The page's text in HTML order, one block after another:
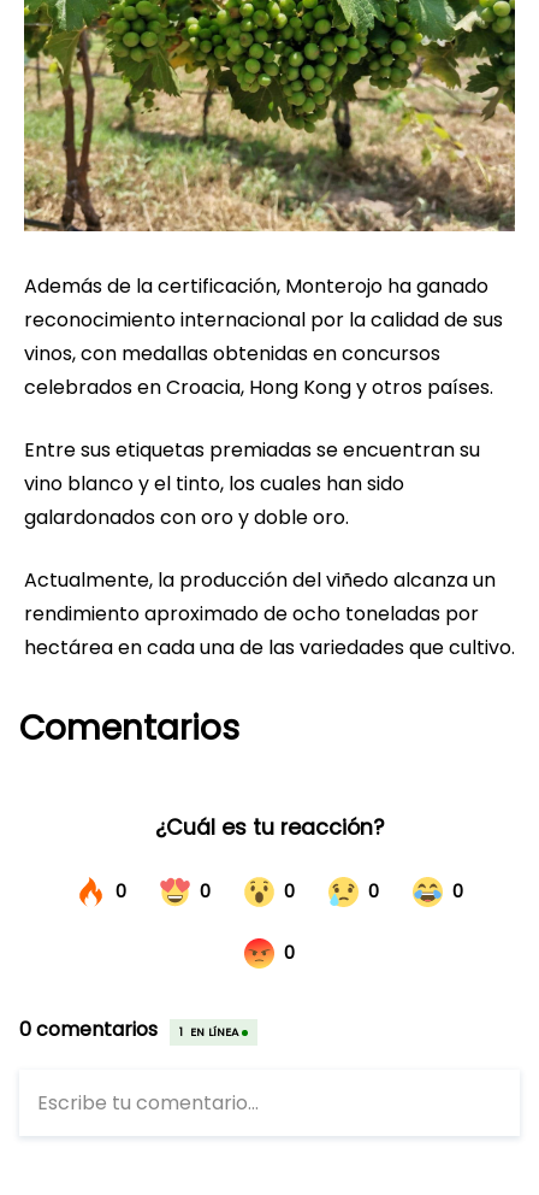
Además de la certificación, Monterojo ha ganado
reconocimiento internacional por la calidad de sus
vinos, con medallas obtenidas en concursos
celebrados en Croacia, Hong Kong y otros países.
Entre sus etiquetas premiadas se encuentran su
vino blanco y el tinto, los cuales han sido
galardonados con oro y doble oro.
Actualmente, la producción del viñedo alcanza un
rendimiento aproximado de ocho toneladas por
hectárea en cada una de las variedades que cultivo.
Comentarios